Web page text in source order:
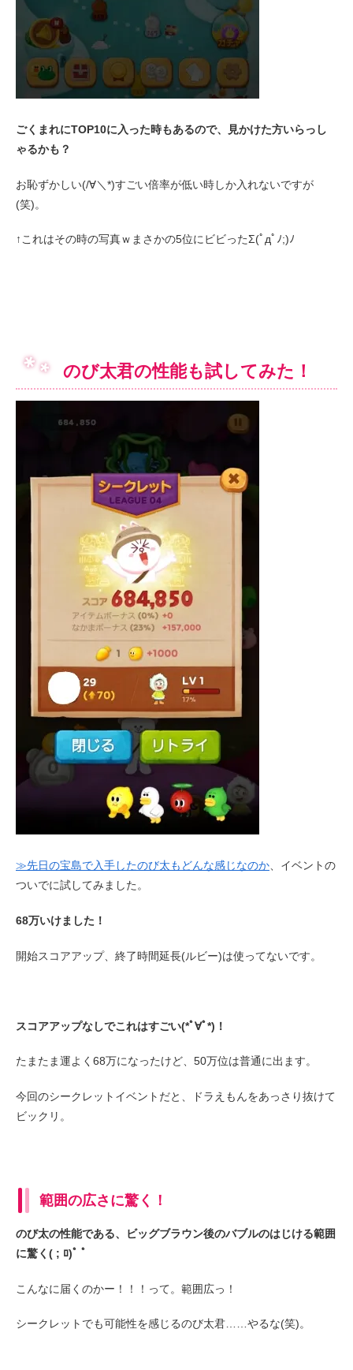
ごくまれにTOP10に入った時もあるので、見かけた方いらっし
ゃるかも？
お恥ずかしい(/∀＼*)すごい倍率が低い時しか入れないですが
(笑)。
↑これはその時の写真ｗまさかの5位にビビったΣ(ﾟдﾟﾉ;)ﾉ
のび太君の性能も試してみた！
≫先日の宝島で入手したのび太もどんな感じなのか、イベントの
ついでに試してみました。
68万いけました！
開始スコアアップ、終了時間延長(ルビー)は使ってないです。
スコアアップなしでこれはすごい(*ﾟ∀ﾟ*)！
たまたま運よく68万になったけど、50万位は普通に出ます。
今回のシークレットイベントだと、ドラえもんをあっさり抜けて
ビックリ。
範囲の広さに驚く！
のび太の性能である、ビッグブラウン後のバブルのはじける範囲
に驚く( ; ﾛ)ﾟ ﾟ
こんなに届くのかー！！！って。範囲広っ！
シークレットでも可能性を感じるのび太君……やるな(笑)。